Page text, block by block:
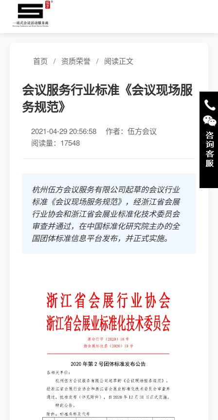
首页 / 资质荣誉 / 阅读正文
会议服务行业标准《会议现场服
务规范》
2021-04-29 20:56:58
作者：伍方会议
阅读量：17548
杭州伍方会议服务有限公司起草的会议行业
标准《会议现场服务规范》，经浙江省会展
行业协会和浙江省会展业标准化技术委员会
审查并通过，在中国标准化研究院主办的全
国团体标准信息平台发布，并正式实施。